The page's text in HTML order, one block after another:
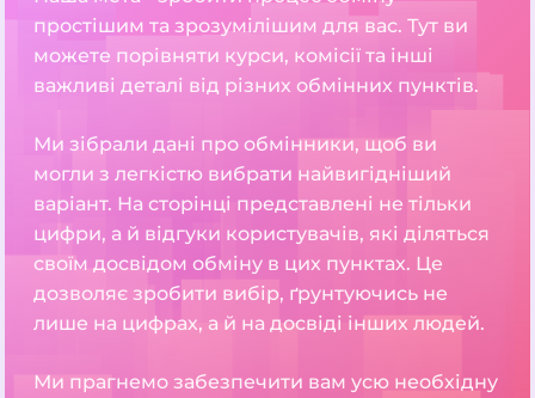
простішим та зрозумілішим для вас. Тут ви
можете порівняти курси, комісії та інші
важливі деталі від різних обмінних пунктів.
Ми зібрали дані про обмінники, щоб ви
могли з легкістю вибрати найвигідніший
варіант. На сторінці представлені не тільки
цифри, а й відгуки користувачів, які діляться
своїм досвідом обміну в цих пунктах. Це
дозволяє зробити вибір, ґрунтуючись не
лише на цифрах, а й на досвіді інших людей.
Ми прагнемо забезпечити вам усю необхідну